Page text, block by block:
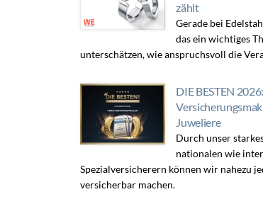
zählt
Gerade bei
das ein wichtiges
unterschätzen, wie anspruchsvoll die
DIE BESTEN 2026:
Juweliere
Durch unser
nationalen wie
Spezialversicherern können wir nahezu
versicherbar machen.